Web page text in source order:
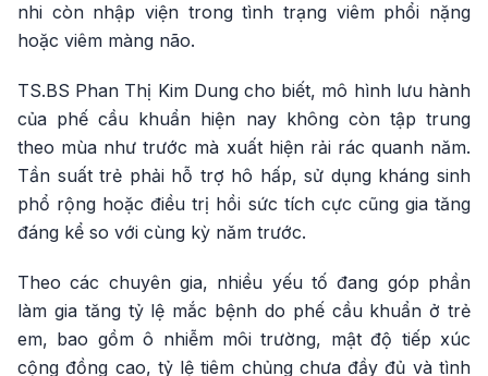
nhi còn nhập viện trong tình trạng viêm phổi nặng
hoặc viêm màng não.
TS.BS Phan Thị Kim Dung cho biết, mô hình lưu hành
của phế cầu khuẩn hiện nay không còn tập trung
theo mùa như trước mà xuất hiện rải rác quanh năm.
Tần suất trẻ phải hỗ trợ hô hấp, sử dụng kháng sinh
phổ rộng hoặc điều trị hồi sức tích cực cũng gia tăng
đáng kể so với cùng kỳ năm trước.
Theo các chuyên gia, nhiều yếu tố đang góp phần
làm gia tăng tỷ lệ mắc bệnh do phế cầu khuẩn ở trẻ
em, bao gồm ô nhiễm môi trường, mật độ tiếp xúc
cộng đồng cao, tỷ lệ tiêm chủng chưa đầy đủ và tình